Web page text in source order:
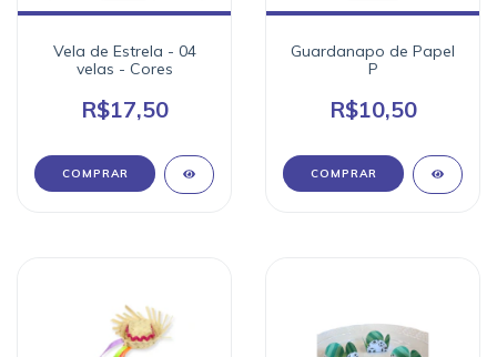
Vela de Estrela - 04
velas - Cores
R$17,50
COMPRAR
Guardanapo de Papel
P
R$10,50
COMPRAR